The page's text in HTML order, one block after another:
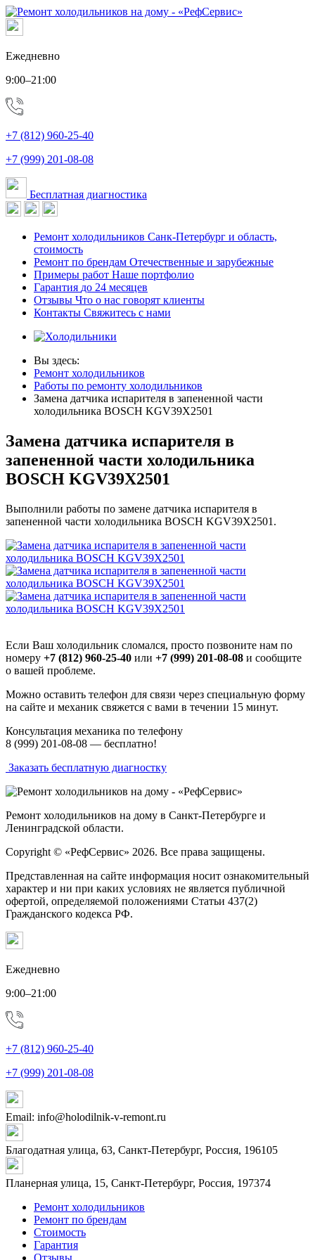
Ежедневно
9:00–21:00
+7 (812) 960-25-40
+7 (999) 201-08-08
Бесплатная диагностика
Ремонт холодильников Санк-Петербург и область,
стоимость
Ремонт по брендам Отечественные и зарубежные
Примеры работ Наше портфолио
Гарантия до 24 месяцев
Отзывы Что о нас говорят клиенты
Контакты Свяжитесь с нами
Вы здесь:
Ремонт холодильников
Работы по ремонту холодильников
Замена датчика испарителя в запененной части
холодильника BOSCH KGV39X2501
Замена датчика испарителя в
запененной части холодильника
BOSCH KGV39X2501
Выполнили работы по замене датчика испарителя в
запененной части холодильника BOSCH KGV39X2501.
Если Ваш холодильник сломался, просто позвоните нам по
номеру +7 (812) 960-25-40 или +7 (999) 201-08-08 и сообщите
о вашей проблеме.
Можно оставить телефон для связи через специальную форму
на сайте и механик свяжется с вами в течении 15 минут.
Консультация механика по телефону
8 (999) 201-08-08 — бесплатно!
Заказать бесплатную диагностку
Ремонт холодильников на дому в Санкт-Петербурге и
Ленинградской области.
Copyright © «РефСервис» 2026. Все права защищены.
Представленная на сайте информация носит ознакомительный
характер и ни при каких условиях не является публичной
офертой, определяемой положениями Статьи 437(2)
Гражданского кодекса РФ.
Ежедневно
9:00–21:00
+7 (812) 960-25-40
+7 (999) 201-08-08
Email: info@holodilnik-v-remont.ru
Благодатная улица, 63, Санкт-Петербург, Россия, 196105
Планерная улица, 15, Санкт-Петербург, Россия, 197374
Ремонт холодильников
Ремонт по брендам
Стоимость
Гарантия
Отзывы